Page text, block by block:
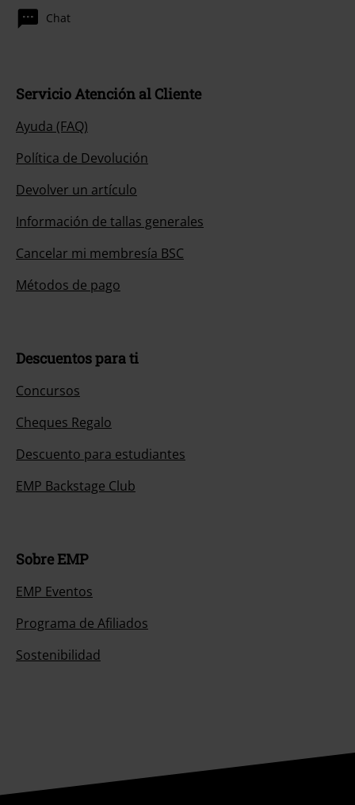
Chat
Servicio Atención al Cliente
Ayuda (FAQ)
Política de Devolución
Devolver un artículo
Información de tallas generales
Cancelar mi membresía BSC
Métodos de pago
Descuentos para ti
Concursos
Cheques Regalo
Descuento para estudiantes
EMP Backstage Club
Sobre EMP
EMP Eventos
Programa de Afiliados
Sostenibilidad